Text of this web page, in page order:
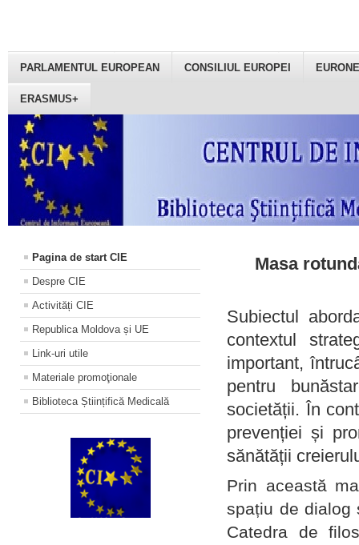
PARLAMENTUL EUROPEAN CONSILIUL EUROPEI
ERASMUS+
Pagina de start CIE
Despre CIE
Activități CIE
Republica Moldova și UE
Link-uri utile
Materiale promoţionale
Biblioteca Științifică Medicală
Masa
Subiectul
contextul
important,
pentru
societății. În
prevenției și
sănătății
Prin această
spațiu de dialog
Catedra de